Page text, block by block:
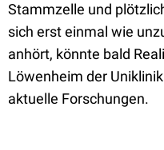
Stammzelle und
sich erst einmal wie
anhört, könnte bald
Löwenheim der
aktuelle Forschungen.